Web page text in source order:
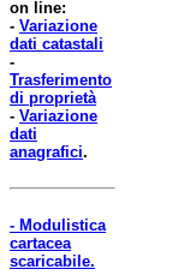
on line:
- Variazione
dati catastali
-
Trasferimento
di proprietà
- Variazione
dati
anagrafici.
- Modulistica
cartacea
scaricabile.